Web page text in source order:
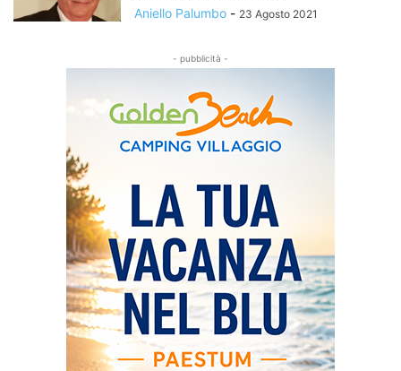
Aniello Palumbo - 23 Agosto 2021
- pubblicità -